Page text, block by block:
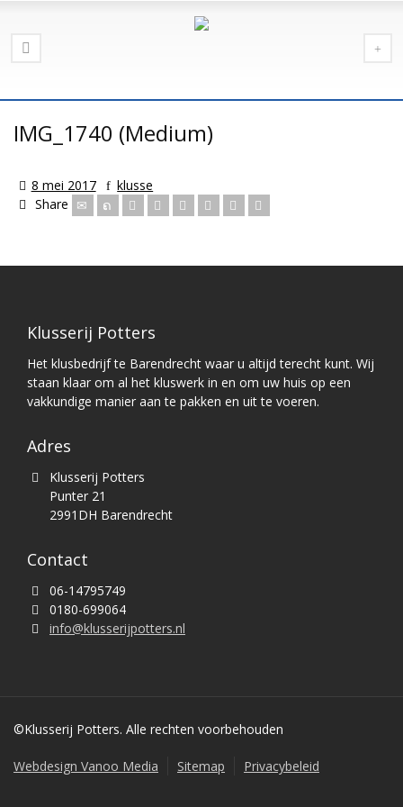
IMG_1740 (Medium)
8 mei 2017
klusse
Share
Klusserij Potters
Het klusbedrijf te Barendrecht waar u altijd terecht kunt. Wij
staan klaar om al het kluswerk in en om uw huis op een
vakkundige manier aan te pakken en uit te voeren.
Adres
Klusserij Potters
Punter 21
2991DH Barendrecht
Contact
06-14795749
0180-699064
info@klusserijpotters.nl
©Klusserij Potters. Alle rechten voorbehouden
Webdesign Vanoo Media Sitemap Privacybeleid